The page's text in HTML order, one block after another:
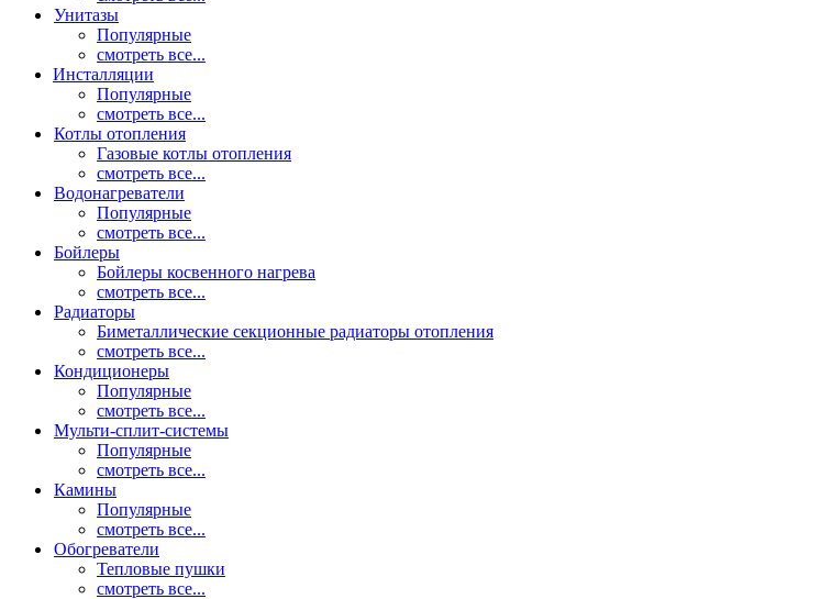
Унитазы
Популярные
смотреть все...
Инсталляции
Популярные
смотреть все...
Котлы отопления
Газовые котлы отопления
смотреть все...
Водонагреватели
Популярные
смотреть все...
Бойлеры
Бойлеры косвенного нагрева
смотреть все...
Радиаторы
Биметаллические секционные радиаторы отопления
смотреть все...
Кондиционеры
Популярные
смотреть все...
Мульти-сплит-системы
Популярные
смотреть все...
Камины
Популярные
смотреть все...
Обогреватели
Тепловые пушки
смотреть все...